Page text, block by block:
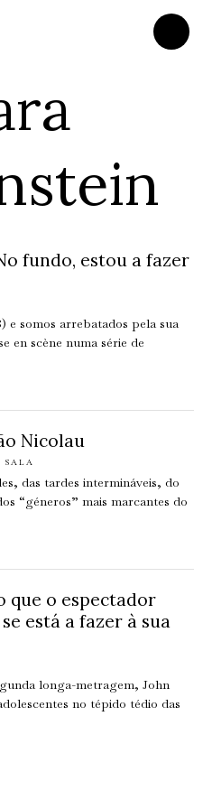
fundo, estou a fazer
e somos arrebatados pela sua
en scène numa série de
Nicolau
SALA
das tardes intermináveis, do
“géneros” mais marcantes do
que o espectador
está a fazer à sua
longa-metragem, John
no tépido tédio das